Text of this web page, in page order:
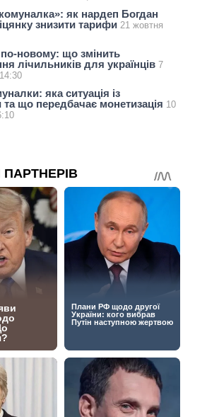
як нардеп Богдан
знизити тарифи 21 жовтня
новому: що змінить
лічильників для українців 7
яка ситуація із
та що передбачає монетизація 10